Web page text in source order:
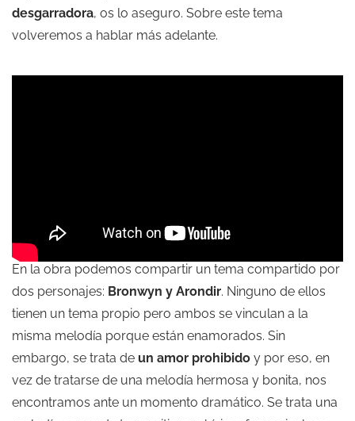
desgarradora, os lo aseguro. Sobre este tema
volveremos a hablar más adelante.
En la obra podemos compartir un tema compartido por
dos personajes: Bronwyn y Arondir. Ninguno de ellos
tienen un tema propio pero ambos se vinculan a la
misma melodía porque están enamorados. Sin
embargo, se trata de un amor prohibido y por eso, en
vez de tratarse de una melodía hermosa y bonita, nos
encontramos ante un momento dramático. Se trata una